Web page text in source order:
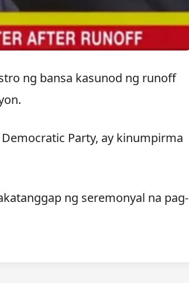
ng bansa kasunod ng runoff
Party, ay kinumpirma
ng seremonyal na pag-